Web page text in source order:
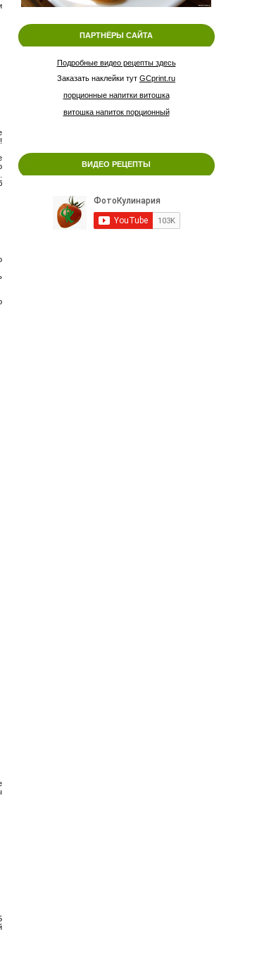
ПАРТНЁРЫ САЙТА
Подробные видео рецепты здесь
Заказать наклейки тут GCprint.ru
порционные напитки витошка
витошка напиток порционный
ВИДЕО РЕЦЕПТЫ